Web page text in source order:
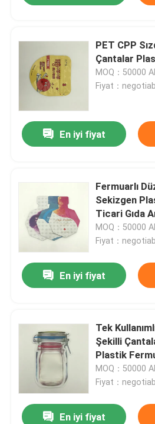
PET CPP
Çantalar
MOQ：50000
Fiyat：
En iyi fiyat
Fermuarlı
Sekizgen
Ticari Gıda
MOQ：50000
Fiyat：
En iyi fiyat
Tek
Şekilli
Plastik
MOQ：50000
Fiyat：
En iyi fiyat